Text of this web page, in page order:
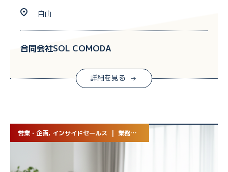
自由
合同会社SOL COMODA
詳細を見る
営業・企画, インサイドセールス | 業務委託